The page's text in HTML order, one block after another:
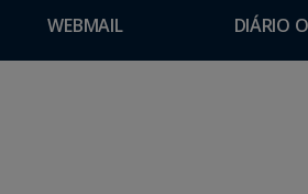
WEBMAIL DIÁRIO